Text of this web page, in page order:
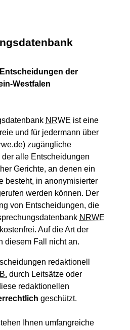
der
Westfalen
NRWE ist eine
und für jedermann über
zugängliche
alle Entscheidungen
Gerichte, an denen ein
besteht, in anonymisierter
werden können. Der
von Entscheidungen, die
NRWE
Auf die Art der
diesem Fall nicht an.
redaktionell
durch Leitsätze oder
redaktionellen
geschützt.
Ihnen umfangreiche